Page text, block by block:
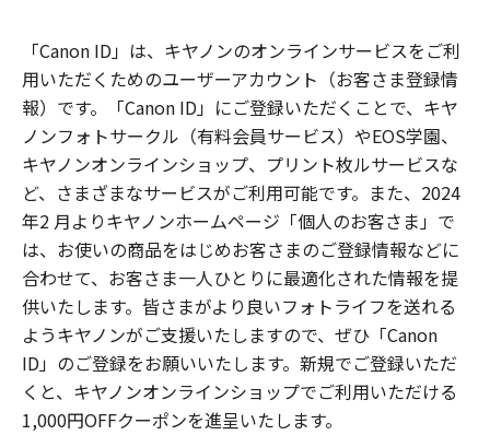
「Canon ID」は、キヤノンのオンラインサービスをご利
用いただくためのユーザーアカウント（お客さま登録情
報）です。「Canon ID」にご登録いただくことで、キヤ
ノンフォトサークル（有料会員サービス）やEOS学園、
キヤノンオンラインショップ、プリント枚ルサービスな
ど、さまざまなサービスがご利用可能です。また、2024
年2 月よりキヤノンホームページ「個人のお客さま」で
は、お使いの商品をはじめお客さまのご登録情報などに
合わせて、お客さま一人ひとりに最適化された情報を提
供いたします。皆さまがより良いフォトライフを送れる
ようキヤノンがご支援いたしますので、ぜひ「Canon
ID」のご登録をお願いいたします。新規でご登録いただ
くと、キヤノンオンラインショップでご利用いただける
1,000円OFFクーポンを進呈いたします。